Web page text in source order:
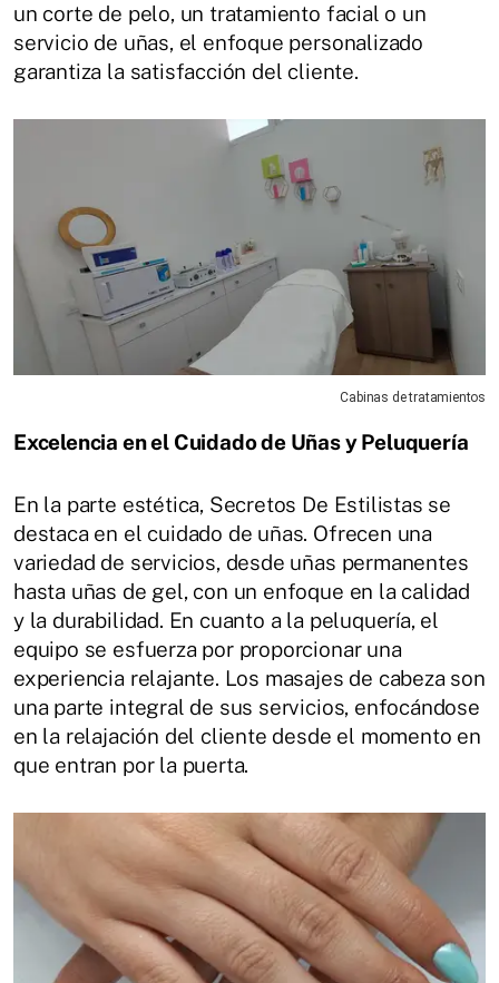
un corte de pelo, un tratamiento facial o un
servicio de uñas, el enfoque personalizado
garantiza la satisfacción del cliente.
Cabinas de tratamientos
Excelencia en el Cuidado de Uñas y Peluquería
En la parte estética, Secretos De Estilistas se
destaca en el cuidado de uñas. Ofrecen una
variedad de servicios, desde uñas permanentes
hasta uñas de gel, con un enfoque en la calidad
y la durabilidad. En cuanto a la peluquería, el
equipo se esfuerza por proporcionar una
experiencia relajante. Los masajes de cabeza son
una parte integral de sus servicios, enfocándose
en la relajación del cliente desde el momento en
que entran por la puerta.